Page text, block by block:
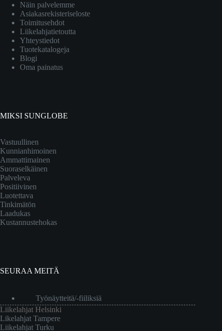
Näin palvelemme
Asiakasrekisteriseloste
Toimitusehdot
Liikelahjatietoutta
Yhteystiedot
Tuotekatalogeja
Blogi
Oma painatus
MIKSI SUNGLOBE
Vastuullinen
Kunnianhimoinen
Ammattimainen
Suoraselkäinen
Palveleva
Positiivinen
Luotettava
Tinkimätön
Laadukas
Kustannustehokas
SEURAA MEITÄ
Työnäytteitä/-fiiliksiä
Liikelahjat Helsinki
Likelahjat Tampere
Liikelahjat Turku